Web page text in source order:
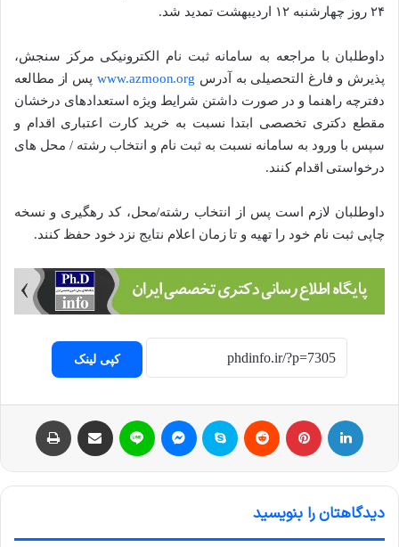
۲۴ روز چهارشنبه ۱۲ اردیبهشت تمدید شد.
داوطلبان با مراجعه به سامانه ثبت نام الکترونیکی مرکز سنجش،
پذیرش و فارغ التحصیلی به آدرس www.azmoon.org پس از مطالعه
دفترچه راهنما و در صورت داشتن شرایط ویژه استعدادهای درخشان
مقطع دکتری تخصصی ابتدا نسبت به خرید کارت اعتباری اقدام و
سپس با ورود به سامانه نسبت به ثبت نام و انتخاب رشته / محل های
درخواستی اقدام کنند.
داوطلبان لازم است پس از انتخاب رشته/محل، کد رهگیری و نسخه
چاپی ثبت نام خود را تهیه و تا زمان اعلام نتایج نزد خود حفظ کنند.
کپی لینک
دیدگاهتان را بنویسید